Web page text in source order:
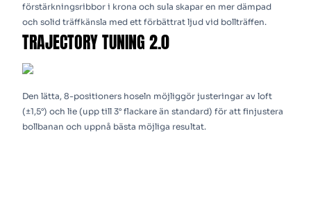
förstärkningsribbor i krona och sula skapar en mer dämpad
och solid träffkänsla med ett förbättrat ljud vid bollträffen.
TRAJECTORY TUNING 2.0
Den lätta, 8-positioners hoseln möjliggör justeringar av loft
(±1,5°) och lie (upp till 3° flackare än standard) för att finjustera
bollbanan och uppnå bästa möjliga resultat.